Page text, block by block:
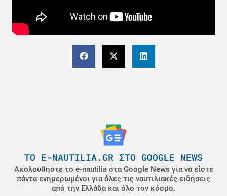
ΤΟ E-NAUTILIA.GR ΣΤΟ GOOGLE NEWS
Ακολουθήστε το e-nautilia στα Google News για να είστε
πάντα ενημερωμένοι για όλες τις ναυτιλιακές ειδήσεις
από την Ελλάδα και όλο τον κόσμο.